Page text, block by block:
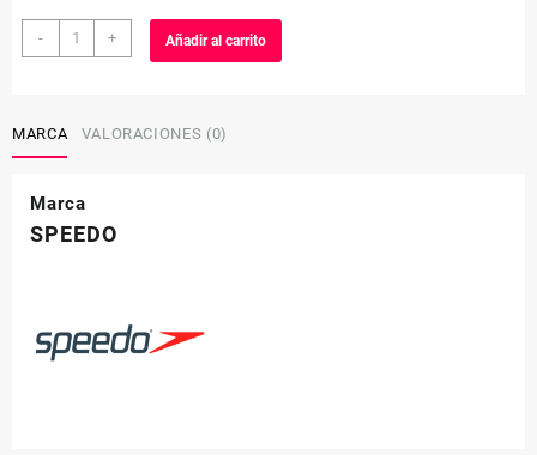
-
TRAJE
DE
+ Añadir al carrito
MARCA VALORACIONES (0)
Marca
SPEEDO